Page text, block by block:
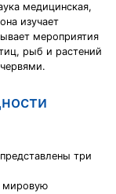
медицинская,
изучает
мероприятия
рыб и растений
три
мировую